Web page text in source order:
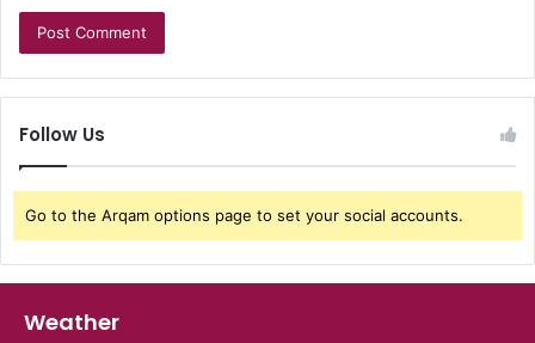
Follow Us
Go to the Arqam options page to set your social accounts.
Weather